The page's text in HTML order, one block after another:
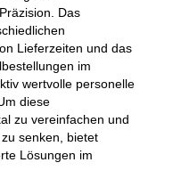
Das
Lieferzeiten und das
im
wertvolle personelle
diese
zu vereinfachen und
senken, bietet
Lösungen im